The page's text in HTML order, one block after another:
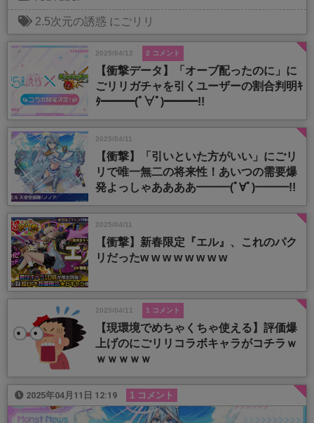
2.5次元の誘惑 にごリリ
2025/04/12 2 コメント
【衝撃データ】「オーブ配ったのに」に
ごリリガチャを引くユーザーの割合判明ｷ
ﾀ━━━(ﾟ∀ﾟ)━━━!!
2025/04/11
【衝撃】「引いといた方がいい」にごリ
リで唯一無二の将来性！あいつの需要爆
発よっしゃああああ━━━(ﾟ∀ﾟ)━━━!!
2025/04/11
【衝撃】新春限定『エル』、これのパク
リだったw w w w w w w w
2025/04/11 1 コメント
【現環境でめちゃくちゃ使える】評価爆
上げのにごリリコラボキャラがコチラｗ
ｗｗｗｗｗ
2025年04月11日 12:19 1 コメント